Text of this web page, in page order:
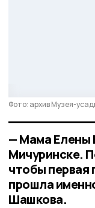
Фото: архив Музея-
— Мама Елены
Мичуринске.
чтобы первая
прошла
Шашкова.